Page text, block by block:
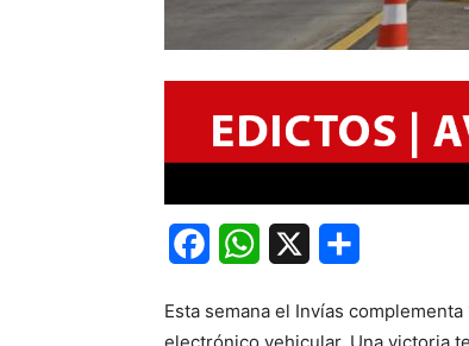
FacebookWhatsApp
Esta semana el Invías